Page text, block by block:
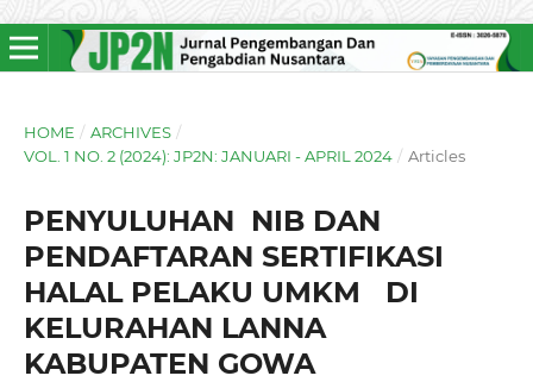
HOME / ARCHIVES /
VOL. 1 NO. 2 (2024): JP2N: JANUARI - APRIL 2024 / Articles
PENYULUHAN NIB DAN
PENDAFTARAN SERTIFIKASI
HALAL PELAKU UMKM DI
KELURAHAN LANNA
KABUPATEN GOWA